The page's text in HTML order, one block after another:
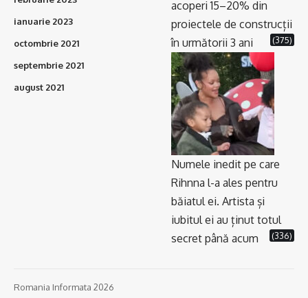
ianuarie 2023
octombrie 2021
septembrie 2021
august 2021
acoperi 15–20% din
proiectele de construcții
în următorii 3 ani
(375)
Numele inedit pe care
Rihnna l-a ales pentru
băiatul ei. Artista și
iubitul ei au ținut totul
secret până acum
(336)
Romania Informata 2026